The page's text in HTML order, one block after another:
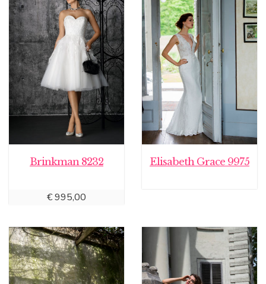
Brinkman 8232
€995,00
Elisabeth Grace 9975